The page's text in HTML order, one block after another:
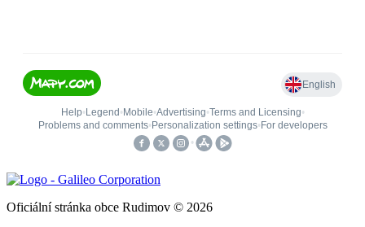
Oficiální stránka obce Rudimov © 2026